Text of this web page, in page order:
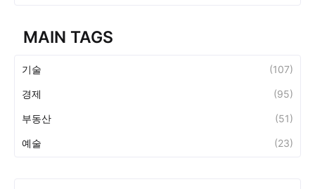
MAIN TAGS
기술 (107)
경제 (95)
부동산 (51)
예술 (23)